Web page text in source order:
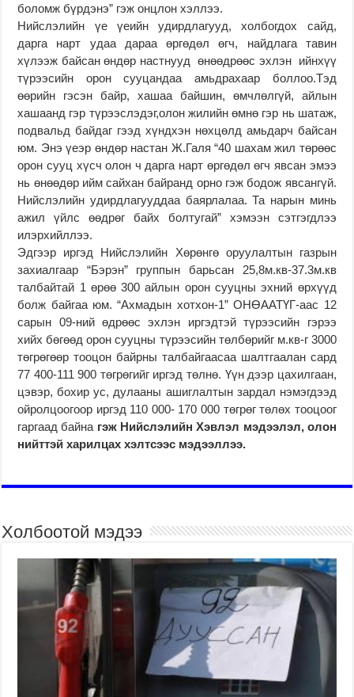
боломж бүрдэнэ” гэж онцлон хэллээ.
Нийслэлийн үе үеийн удирдлагууд, холбогдох сайд,
дарга нарт удаа дараа өргөдөл өгч, найдлага тавин
хүлээж байсан өндөр настнууд өнөөдрөөс эхлэн ийнхүү
түрээсийн орон сууцандаа амьдрахаар боллоо.Тэд
өөрийн гэсэн байр, хашаа байшин, өмчлөлгүй, айлын
хашаанд гэр түрээслэдэг,олон жилийн өмнө гэр нь шатаж,
подвальд байдаг гээд хүндхэн нөхцөлд амьдарч байсан
юм. Энэ үеэр өндөр настан Ж.Галя “40 шахам жил төрөөс
орон сууц хүсч олон ч дарга нарт өргөдөл өгч явсан эмээ
нь өнөөдөр ийм сайхан байранд орно гэж бодож явсангүй.
Нийслэлийн удирдлагууддаа баярлалаа. Та нарын минь
ажил үйлс өөдрөг байх болтугай” хэмээн сэтгэгдлээ
илэрхийллээ.
Эдгээр иргэд Нийслэлийн Хөрөнгө оруулалтын газрын
захиалгаар “Бэрэн” группын барьсан 25,8м.кв-37.3м.кв
талбайтай 1 өрөө 300 айлын орон сууцны эхний өрхүүд
болж байгаа юм. “Ахмадын хотхон-1” ОНӨААТҮГ-аас 12
сарын 09-ний өдрөөс эхлэн иргэдтэй түрээсийн гэрээ
хийх бөгөөд орон сууцны түрээсийн төлбөрийг м.кв-г 3000
төгрөгөөр тооцон байрны талбайгаасаа шалтгаалан сард
77 400-111 900 төгрөгийг иргэд төлнө. Үүн дээр цахилгаан,
цэвэр, бохир ус, дулааны ашиглалтын зардал нэмэгдээд
ойролцоогоор иргэд 110 000- 170 000 төгрөг төлөх тооцоог
гаргаад байна гэж Нийслэлийн Хэвлэл мэдээлэл, олон
нийттэй харилцах хэлтсээс мэдээллээ.
Холбоотой мэдээ